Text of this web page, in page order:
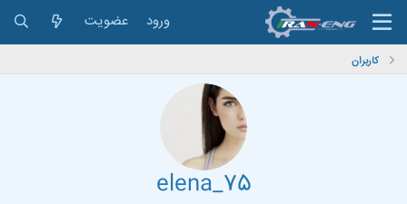
ورود عضویت
کاربران
elena_75